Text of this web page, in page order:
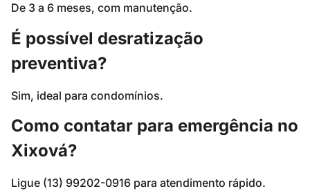
De 3 a 6 meses, com manutenção.
É possível desratização
preventiva?
Sim, ideal para condomínios.
Como contatar para emergência no
Xixová?
Ligue (13) 99202-0916 para atendimento rápido.